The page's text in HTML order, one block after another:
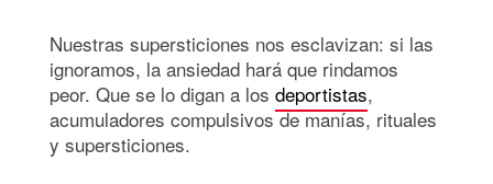
Nuestras supersticiones nos esclavizan: si las
ignoramos, la ansiedad hará que rindamos
peor. Que se lo digan a los deportistas,
acumuladores compulsivos de manías, rituales
y supersticiones.